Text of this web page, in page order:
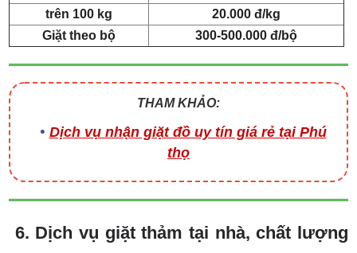
trên 100 kg
20.000 đ/kg
Giặt theo bộ
300-500.000 đ/bộ
THAM KHẢO:
Dịch vụ nhận giặt đồ uy tín giá rẻ tại Phú
thọ
6. Dịch vụ giặt thảm tại nhà, chất lượng